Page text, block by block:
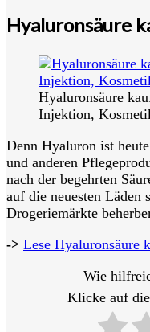
Hyaluronsäure
Hyaluronsäure
Injektion,
Denn Hyaluron ist
und anderen
nach der begehrten
auf die neuesten Läden
Drogeriemärkte
-> Lese Hyaluronsäure
Wie
Klicke auf